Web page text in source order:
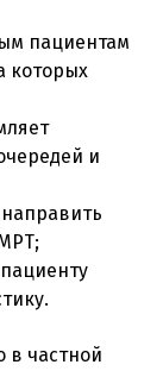
пациентам
которых
и
в частной